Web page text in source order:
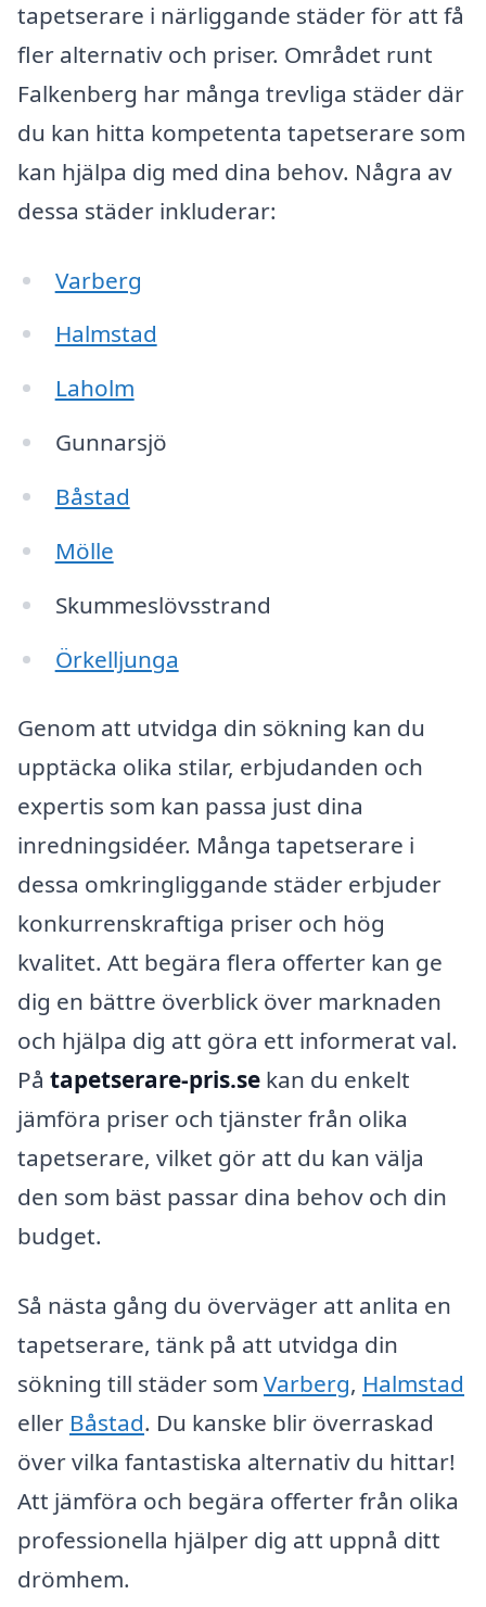
tapetserare i närliggande städer för att få
fler alternativ och priser. Området runt
Falkenberg har många trevliga städer där
du kan hitta kompetenta tapetserare som
kan hjälpa dig med dina behov. Några av
dessa städer inkluderar:
Varberg
Halmstad
Laholm
Gunnarsjö
Båstad
Mölle
Skummeslövsstrand
Örkelljunga
Genom att utvidga din sökning kan du
upptäcka olika stilar, erbjudanden och
expertis som kan passa just dina
inredningsidéer. Många tapetserare i
dessa omkringliggande städer erbjuder
konkurrenskraftiga priser och hög
kvalitet. Att begära flera offerter kan ge
dig en bättre överblick över marknaden
och hjälpa dig att göra ett informerat val.
På tapetserare-pris.se kan du enkelt
jämföra priser och tjänster från olika
tapetserare, vilket gör att du kan välja
den som bäst passar dina behov och din
budget.
Så nästa gång du överväger att anlita en
tapetserare, tänk på att utvidga din
sökning till städer som Varberg, Halmstad
eller Båstad. Du kanske blir överraskad
över vilka fantastiska alternativ du hittar!
Att jämföra och begära offerter från olika
professionella hjälper dig att uppnå ditt
drömhem.